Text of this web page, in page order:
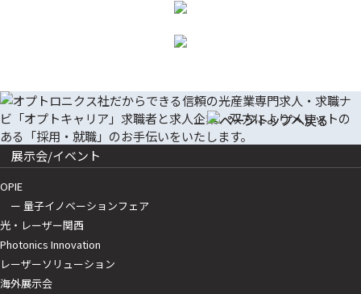
展示会/イベント
OPIE
ー 量子イノベーションフェア
光・レーザー関西
Photonics Innovation
レーザーソリューション
海外展示会